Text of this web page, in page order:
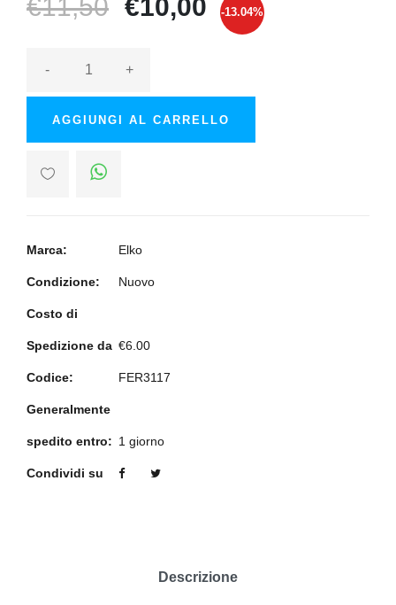
€11,50 €10,00 -13.04%
- +
AGGIUNGI AL CARRELLO
Marca: Elko
Condizione: Nuovo
Costo di
Spedizione da €6.00
Codice: FER3117
Generalmente
spedito entro: 1 giorno
Condividi su
Descrizione